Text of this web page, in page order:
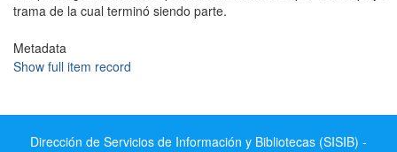
trama de la cual terminó siendo parte.
Metadata
Show full item record
Dirección de Servicios de Información y Bibliotecas (SISIB) -